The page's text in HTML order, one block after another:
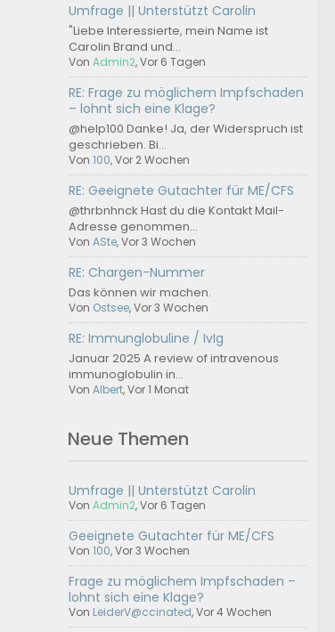
Umfrage || Unterstützt Carolin
"Liebe Interessierte, mein Name ist
Carolin Brand und...
VonAdmin2, Vor 6 Tagen
RE: Frage zu möglichem Impfschaden
– lohnt sich eine Klage?
@help100 Danke! Ja, der Widerspruch ist
geschrieben. Bi...
Von100, Vor 2 Wochen
RE: Geeignete Gutachter für ME/CFS
@thrbnhnck Hast du die Kontakt Mail-
Adresse genommen...
VonASte, Vor 3 Wochen
RE: Chargen-Nummer
Das können wir machen.
Von Ostsee, Vor 3 Wochen
RE: Immunglobuline / IvIg
Januar 2025 A review of intravenous
immunoglobulin in...
VonAlbert, Vor 1 Monat
Neue Themen
Umfrage || Unterstützt Carolin
VonAdmin2,Vor 6 Tagen
Geeignete Gutachter für ME/CFS
Von100,Vor 3 Wochen
Frage zu möglichem Impfschaden –
lohnt sich eine Klage?
Von LeiderV@ccinated,Vor 4 Wochen